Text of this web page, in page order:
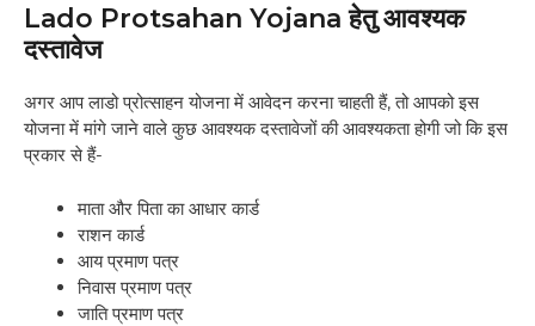
Lado Protsahan Yojana हेतु आवश्यक
दस्तावेज
अगर आप लाडो प्रोत्साहन योजना में आवेदन करना चाहती हैं, तो आपको इस
योजना में मांगे जाने वाले कुछ आवश्यक दस्तावेजों की आवश्यकता होगी जो कि इस
प्रकार से हैं-
माता और पिता का आधार कार्ड
राशन कार्ड
आय प्रमाण पत्र
निवास प्रमाण पत्र
जाति प्रमाण पत्र